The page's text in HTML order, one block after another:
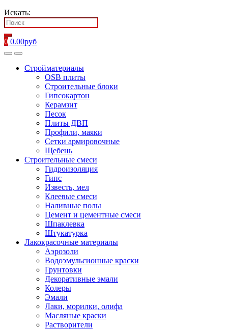
Искать:
0 0.00руб
Стройматериалы
OSB плиты
Строительные блоки
Гипсокартон
Керамзит
Песок
Плиты ДВП
Профили, маяки
Сетки армировочные
Щебень
Строительные смеси
Гидроизоляция
Гипс
Известь, мел
Клеевые смеси
Наливные полы
Цемент и цементные смеси
Шпаклевка
Штукатурка
Лакокрасочные материалы
Аэрозоли
Водоэмульсионные краски
Грунтовки
Декоративные эмали
Колеры
Эмали
Лаки, морилки, олифа
Масляные краски
Растворители